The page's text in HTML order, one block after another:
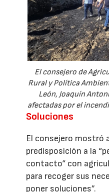
El consejero de
Rural y Política
León, Joaquín
afectadas por el
Soluciones
El consejero mostró
predisposición a la
contacto“ con
para recoger sus
poner soluciones”.